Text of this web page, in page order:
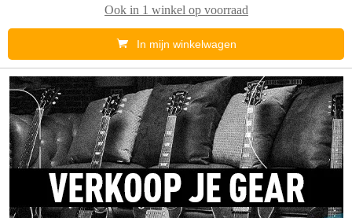
Ook in 1 winkel op voorraad
In mijn winkelwagen